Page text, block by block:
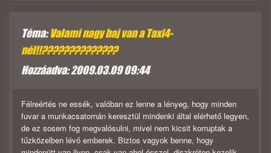
Téma:Valami nagy baj van a Taxi4-
nél!!??????????????
Hozzáadva: 2009.03.09 09:44
Félreértés ne essék, valóban ez lenne a lényeg, hogy minden
fuvar a munkacsatornán keresztül mindenki által elérhető legyen,
de ez sosem fog megvalósulni, mivel nem kicsit korruptak a
tűzközelben lévő emberek. Biztos vagyok benne, hogy